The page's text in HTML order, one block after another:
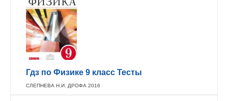
Гдз по Физике 9 класс Тесты
СЛЕПНЕВА Н.И. ДРОФА 2016